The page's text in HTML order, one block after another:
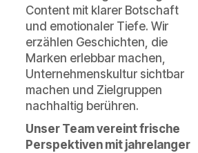
Content mit klarer Botschaft
und emotionaler Tiefe. Wir
erzählen Geschichten, die
Marken erlebbar machen,
Unternehmenskultur sichtbar
machen und Zielgruppen
nachhaltig berühren.
Unser Team vereint frische
Perspektiven mit jahrelanger